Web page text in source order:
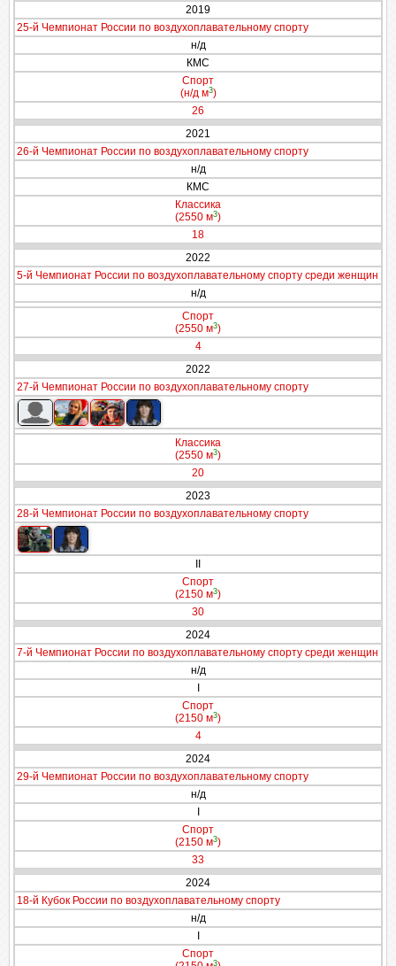
2019
25-й Чемпионат России по воздухоплавательному спорту
н/д
КМС
Спорт
(н/д м3)
26
2021
26-й Чемпионат России по воздухоплавательному спорту
н/д
КМС
Классика
(2550 м3)
18
2022
5-й Чемпионат России по воздухоплавательному спорту среди женщин
н/д
Спорт
(2550 м3)
4
2022
27-й Чемпионат России по воздухоплавательному спорту
Классика
(2550 м3)
20
2023
28-й Чемпионат России по воздухоплавательному спорту
Спорт
(2150 м3)
30
2024
7-й Чемпионат России по воздухоплавательному спорту среди женщин
н/д
Спорт
(2150 м3)
4
2024
29-й Чемпионат России по воздухоплавательному спорту
н/д
Спорт
(2150 м3)
33
2024
18-й Кубок России по воздухоплавательному спорту
н/д
Спорт
3